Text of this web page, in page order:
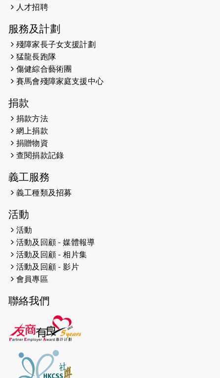
2025-02-05
馬拉松與猛龍國際共融大使Lukas
2024-12-31
2024-12-10
2024-11-17
2024-10-30
連續第七年獲得 #香港中小型企業總
商會「#友商有良」嘉許計劃的嘉許
2024-09-30
障等人士入場試玩
2024-09-24
人才招聘
服務及計劃
殘障家長子女支援計劃
猛龍長跑隊
傷健綜合藝術團
賽馬會殘障家庭支援中心
捐款
捐款方法
網上捐款
捐贈物資
查閱捐款記錄
義工服務
義工種類及招募
活動
活動
活動及回顧 - 媒體報導
活動及回顧 - 相片集
活動及回顧 - 影片
會員專區
聯絡我們